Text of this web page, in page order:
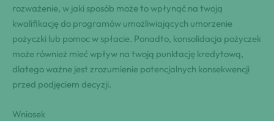
rozważenie, w jaki sposób może to wpłynąć na twoją
kwalifikację do programów umożliwiających umorzenie
pożyczki lub pomoc w spłacie. Ponadto, konsolidacja pożyczek
może również mieć wpływ na twoją punktację kredytową,
dlatego ważne jest zrozumienie potencjalnych konsekwencji
przed podjęciem decyzji.
Wniosek